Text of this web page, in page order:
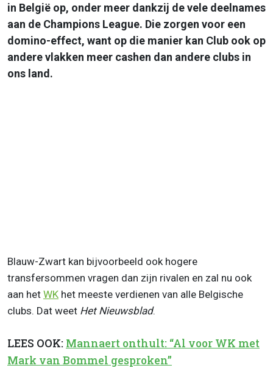
in België op, onder meer dankzij de vele deelnames
aan de Champions League. Die zorgen voor een
domino-effect, want op die manier kan Club ook op
andere vlakken meer cashen dan andere clubs in
ons land.
Blauw-Zwart kan bijvoorbeeld ook hogere
transfersommen vragen dan zijn rivalen en zal nu ook
aan het WK het meeste verdienen van alle Belgische
clubs. Dat weet Het Nieuwsblad.
LEES OOK: Mannaert onthult: “Al voor WK met
Mark van Bommel gesproken”